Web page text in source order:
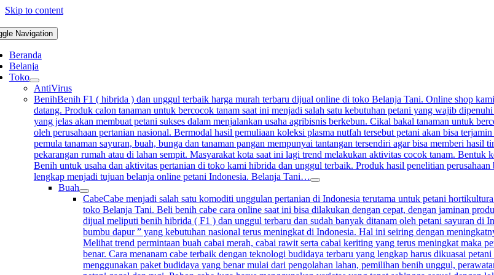
Skip to content
Navigation
Beranda
Belanja
Toko
AntiVirus
BenihBenih F1 ( hibrida ) dan unggul terbaik harga murah terbaru dijual online di toko Belanja Tani. Online shop
datang. Produk calon tanaman untuk bercocok tanam saat ini menjadi salah satu kebutuhan petani yang wajib
yang jelas akan membuat petani sukses dalam menjalankan usaha agribisnis berkebun. Cikal bakal tanaman untuk
oleh perusahaan pertanian nasional. Bermodal hasil pemuliaan koleksi plasma nutfah tersebut petani akan bisa
pemula tanaman sayuran, buah, bunga dan tanaman pangan mempunyai tantangan tersendiri agar bisa memberi
pekarangan rumah atau di lahan sempit. Masyarakat kota saat ini lagi trend melakukan aktivitas cocok tanam.
Benih untuk usaha dan aktivitas pertanian di toko kami hibrida dan unggul terbaik. Produk hasil penelitian
lengkap menjadi tujuan belanja online petani Indonesia. Belanja Tani…
Buah
CabeCabe menjadi salah satu komoditi unggulan pertanian di Indonesia terutama untuk petani
toko Belanja Tani. Beli benih cabe cara online saat ini bisa dilakukan dengan cepat, dengan jaminan
dijual meliputi benih hibrida ( F1 ) dan unggul terbaru dan sudah banyak ditanam oleh petani sayuran di
bumbu dapur ” yang kebutuhan nasional terus meningkat di Indonesia. Hal ini seiring dengan
Melihat trend permintaan buah cabai merah, cabai rawit serta cabai keriting yang terus meningkat maka
benar. Cara menanam cabe terbaik dengan teknologi budidaya terbaru yang lengkap harus dikuasai
menggunakan paket budidaya yang benar mulai dari pengolahan lahan, pemilihan benih unggul,